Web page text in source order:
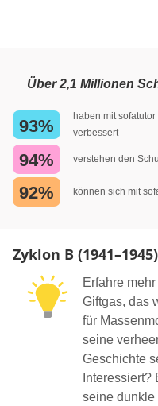
Über 2,1 Millionen
93%
haben mit
verbessert
94% verstehen den
92% können sich mit
Zyklon B (1941–1945)
Erfahre
Giftgas, das
für
seine
Geschichte
seine dunkle